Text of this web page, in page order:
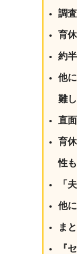
調
育
約
他
難
直
育
性も
「
他
ま
『